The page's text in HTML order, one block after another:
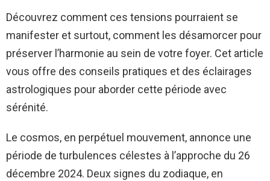
Découvrez comment ces tensions pourraient se
manifester et surtout, comment les désamorcer pour
préserver l’harmonie au sein de votre foyer. Cet article
vous offre des conseils pratiques et des éclairages
astrologiques pour aborder cette période avec
sérénité.
Le cosmos, en perpétuel mouvement, annonce une
période de turbulences célestes à l’approche du 26
décembre 2024. Deux signes du zodiaque, en